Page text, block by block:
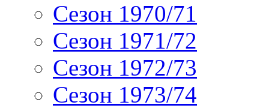
Сезон 1970/71
Сезон 1971/72
Сезон 1972/73
Сезон 1973/74